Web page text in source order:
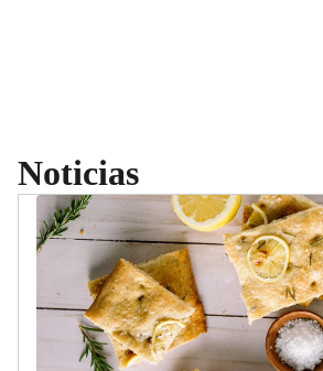
Noticias